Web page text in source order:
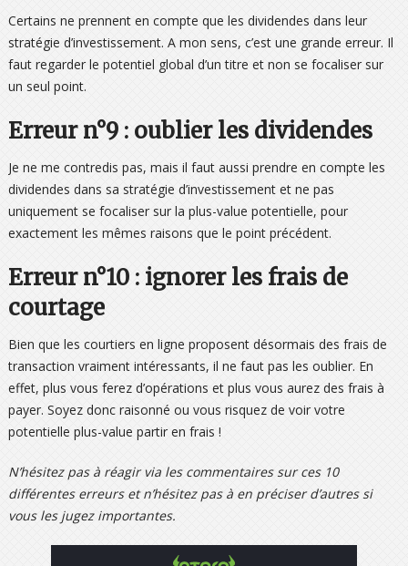
Certains ne prennent en compte que les dividendes dans leur
stratégie d’investissement. A mon sens, c’est une grande erreur. Il
faut regarder le potentiel global d’un titre et non se focaliser sur
un seul point.
Erreur n°9 : oublier les dividendes
Je ne me contredis pas, mais il faut aussi prendre en compte les
dividendes dans sa stratégie d’investissement et ne pas
uniquement se focaliser sur la plus-value potentielle, pour
exactement les mêmes raisons que le point précédent.
Erreur n°10 : ignorer les frais de
courtage
Bien que les courtiers en ligne proposent désormais des frais de
transaction vraiment intéressants, il ne faut pas les oublier. En
effet, plus vous ferez d’opérations et plus vous aurez des frais à
payer. Soyez donc raisonné ou vous risquez de voir votre
potentielle plus-value partir en frais !
N’hésitez pas à réagir via les commentaires sur ces 10
différentes erreurs et n’hésitez pas à en préciser d’autres si
vous les jugez importantes.